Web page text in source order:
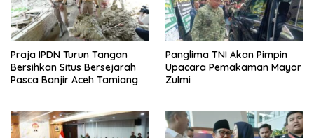
Praja IPDN Turun Tangan
Bersihkan Situs Bersejarah
Pasca Banjir Aceh Tamiang
Panglima TNI Akan Pimpin
Upacara Pemakaman Mayor
Zulmi